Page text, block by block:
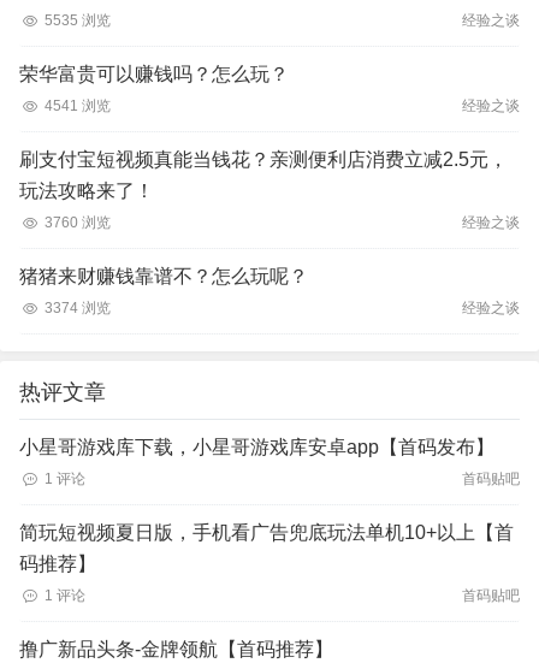
5535 浏览 经验之谈
荣华富贵可以赚钱吗？怎么玩？
4541 浏览 经验之谈
刷支付宝短视频真能当钱花？亲测便利店消费立减2.5元，
玩法攻略来了！
3760 浏览 经验之谈
猪猪来财赚钱靠谱不？怎么玩呢？
3374 浏览 经验之谈
热评文章
小星哥游戏库下载，小星哥游戏库安卓app【首码发布】
1 评论 首码贴吧
简玩短视频夏日版，手机看广告兜底玩法单机10+以上【首
码推荐】
1 评论 首码贴吧
撸广新品头条-金牌领航【首码推荐】